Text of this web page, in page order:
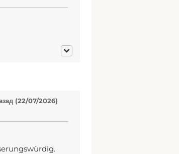
(22/07/2026)